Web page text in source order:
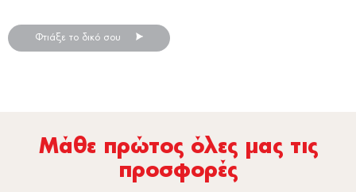
Φτιάξε το δικό σου
Μάθε πρώτος όλες µας τις
προσφορές